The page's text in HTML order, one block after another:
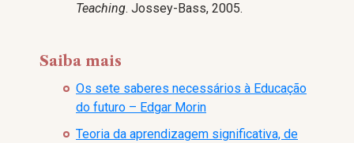
Teaching. Jossey-Bass, 2005.
Saiba mais
Os sete saberes necessários à Educação
do futuro – Edgar Morin
Teoria da aprendizagem significativa, de